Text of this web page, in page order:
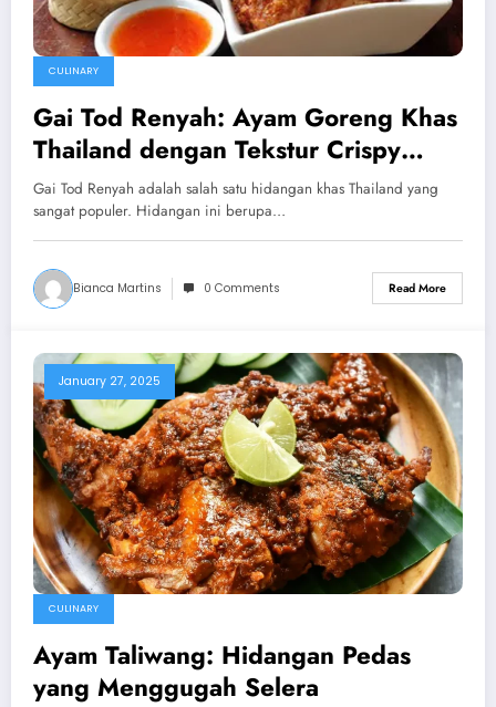
CULINARY
Gai Tod Renyah: Ayam Goreng Khas
Thailand dengan Tekstur Crispy
yang Menggugah Selera
Gai Tod Renyah adalah salah satu hidangan khas Thailand yang
sangat populer. Hidangan ini berupa…
Bianca Martins 0 Comments Read More
January 27, 2025
CULINARY
Ayam Taliwang: Hidangan Pedas
yang Menggugah Selera